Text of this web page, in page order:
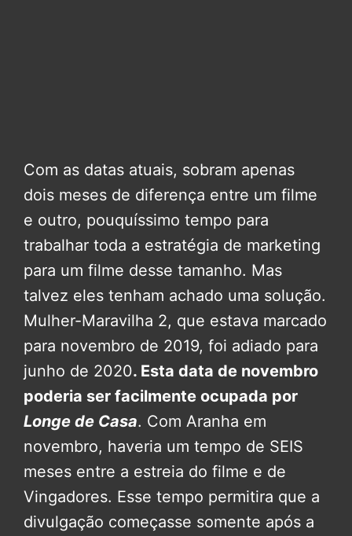
Com as datas atuais, sobram apenas
dois meses de diferença entre um filme
e outro, pouquíssimo tempo para
trabalhar toda a estratégia de marketing
para um filme desse tamanho. Mas
talvez eles tenham achado uma solução.
Mulher-Maravilha 2, que estava marcado
para novembro de 2019, foi adiado para
junho de 2020. Esta data de novembro
poderia ser facilmente ocupada por
Longe de Casa. Com Aranha em
novembro, haveria um tempo de SEIS
meses entre a estreia do filme e de
Vingadores. Esse tempo permitira que a
divulgação começasse somente após a